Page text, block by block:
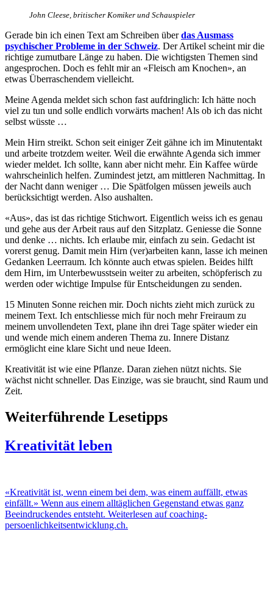
John Cleese, britischer Komiker und Schauspieler
Gerade bin ich einen Text am Schreiben überdas Ausmass
psychischer Probleme in der Schweiz. Der Artikel scheint mir die
richtige zumutbare Länge zu haben. Die wichtigsten Themen sind
angesprochen. Doch es fehlt mir an «Fleisch am Knochen», an
etwas Überraschendem vielleicht.
Meine Agenda meldet sich schon fast aufdringlich: Ich hätte noch
viel zu tun und solle endlich vorwärts machen! Als ob ich das nicht
selbst wüsste …
Mein Hirn streikt. Schon seit einiger Zeit gähne ich im Minutentakt
und arbeite trotzdem weiter. Weil die erwähnte Agenda sich immer
wieder meldet. Ich sollte, kann aber nicht mehr. Ein Kaffee würde
wahrscheinlich helfen. Zumindest jetzt, am mittleren Nachmittag. In
der Nacht dann weniger … Die Spätfolgen müssen jeweils auch
berücksichtigt werden. Also aushalten.
«Aus», das ist das richtige Stichwort. Eigentlich weiss ich es genau
und gehe aus der Arbeit raus auf den Sitzplatz. Geniesse die Sonne
und denke … nichts. Ich erlaube mir, einfach zu sein. Gedacht ist
vorerst genug. Damit mein Hirn (ver)arbeiten kann, lasse ich meinen
Gedanken Leerraum. Ich könnte auch etwas spielen. Beides hilft
dem Hirn, im Unterbewusstsein weiter zu arbeiten, schöpferisch zu
werden oder wichtige Impulse für Entscheidungen zu senden.
15 Minuten Sonne reichen mir. Doch nichts zieht mich zurück zu
meinem Text. Ich entschliesse mich für noch mehr Freiraum zu
meinem unvollendeten Text, plane ihn drei Tage später wieder ein
und wende mich einem anderen Thema zu. Innere Distanz
ermöglicht eine klare Sicht und neue Ideen.
Kreativität ist wie eine Pflanze. Daran ziehen nützt nichts. Sie
wächst nicht schneller. Das Einzige, was sie braucht, sind Raum und
Zeit.
Weiterführende Lesetipps
Kreativität leben
«Kreativität ist, wenn einem bei dem, was einem auffällt, etwas
einfällt.» Wenn aus einem alltäglichen Gegenstand etwas ganz
Beeindruckendes entsteht. Weiterlesen auf coaching-
persoenlichkeitsentwicklung.ch.